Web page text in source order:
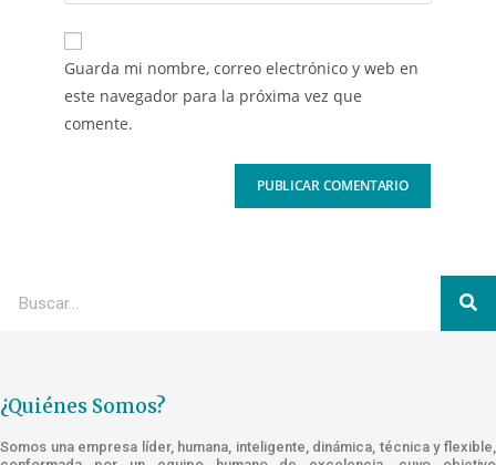
Guarda mi nombre, correo electrónico y web en
este navegador para la próxima vez que
comente.
¿Quiénes Somos?
Somos una empresa líder, humana, inteligente, dinámica, técnica y flexible,